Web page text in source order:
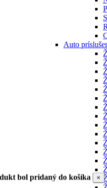
Auto
bol pridaný do košíka ×